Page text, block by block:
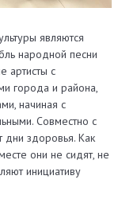
являются
народной песни
артисты с
города и района,
начиная с
Совместно с
здоровья. Как
они не сидят, не
инициативу